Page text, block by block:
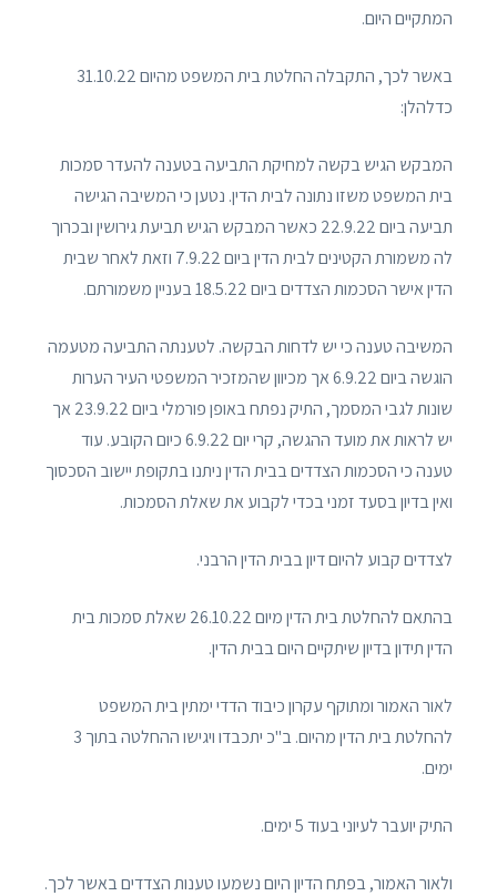
המתקיים היום.
באשר לכך, התקבלה החלטת בית המשפט מהיום 31.10.22
כדלהלן:
המבקש הגיש בקשה למחיקת התביעה בטענה להעדר סמכות
בית המשפט משזו נתונה לבית הדין. נטען כי המשיבה הגישה
תביעה ביום 22.9.22 כאשר המבקש הגיש תביעת גירושין ובכרוך
לה משמורת הקטינים לבית הדין ביום 7.9.22 וזאת לאחר שבית
הדין אישר הסכמות הצדדים ביום 18.5.22 בעניין משמורתם.
המשיבה טענה כי יש לדחות הבקשה. לטענתה התביעה מטעמה
הוגשה ביום 6.9.22 אך מכיוון שהמזכיר המשפטי העיר הערות
שונות לגבי המסמך, התיק נפתח באופן פורמלי ביום 23.9.22 אך
יש לראות את מועד ההגשה, קרי יום 6.9.22 כיום הקובע. עוד
טענה כי הסכמות הצדדים בבית הדין ניתנו בתקופת יישוב הסכסוך
ואין בדיון בסעד זמני בכדי לקבוע את שאלת הסמכות.
לצדדים קבוע להיום דיון בבית הדין הרבני.
בהתאם להחלטת בית הדין מיום 26.10.22 שאלת סמכות בית
הדין תידון בדיון שיתקיים היום בבית הדין.
לאור האמור ומתוקף עקרון כיבוד הדדי ימתין בית המשפט
להחלטת בית הדין מהיום. ב"כ יתכבדו ויגישו ההחלטה בתוך 3
ימים.
התיק יועבר לעיוני בעוד 5 ימים.
ולאור האמור, בפתח הדיון היום נשמעו טענות הצדדים באשר לכך.